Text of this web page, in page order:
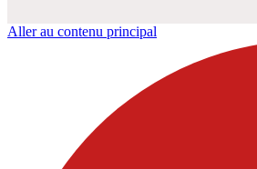
Aller au contenu principal